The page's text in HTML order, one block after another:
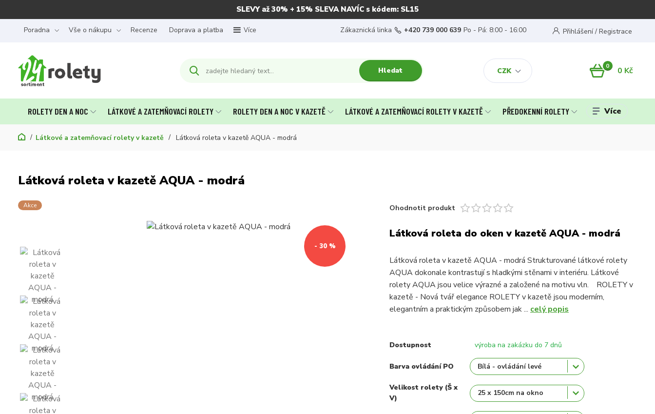
SLEVY až 30% + 15% SLEVA NAVÍC s kódem: SL15
Poradna Vše o nákupu Recenze Doprava a platba Více
CZK
Přihlášení / Registrace
Hledat
Zákaznická linka +420 739 000 639 Po - Pá: 8:00 - 16:00
0 0 Kč
ROLETY DEN A NOC LÁTKOVÉ A ZATEMŇOVACÍ ROLETY ROLETY DEN A NOC V KAZETĚ LÁTKOVÉ A ZATEMŇOVACÍ ROLETY V KAZETĚ PŘEDOKENNÍ ROLETY Více
Látkové a zatemňovací rolety v kazetě Látková roleta v kazetě AQUA - modrá
Látková roleta v kazetě AQUA - modrá
Akce
- 30 %
Ohodnotit produkt
Látková roleta do oken v kazetě AQUA - modrá
Látková roleta v kazetě AQUA - modrá Strukturované látkové rolety
AQUA dokonale kontrastují s hladkými stěnami v interiéru. Látkové
rolety AQUA jsou velice výrazné a založené na motivu vln. ROLETY v
kazetě - Nová tvář elegance ROLETY v kazetě jsou moderním,
elegantním a praktickým způsobem jak ... celý popis
Dostupnost výroba na zakázku do 7 dnů
Barva ovládání PO
Velikost rolety (Š x
V)